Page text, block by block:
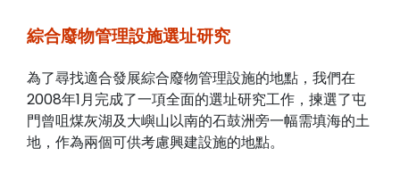
綜合廢物管理設施選址研究
為了尋找適合發展綜合廢物管理設施的地點，我們在
2008年1月完成了一項全面的選址研究工作，揀選了屯
門曾咀煤灰湖及大嶼山以南的石鼓洲旁一幅需填海的土
地，作為兩個可供考慮興建設施的地點。